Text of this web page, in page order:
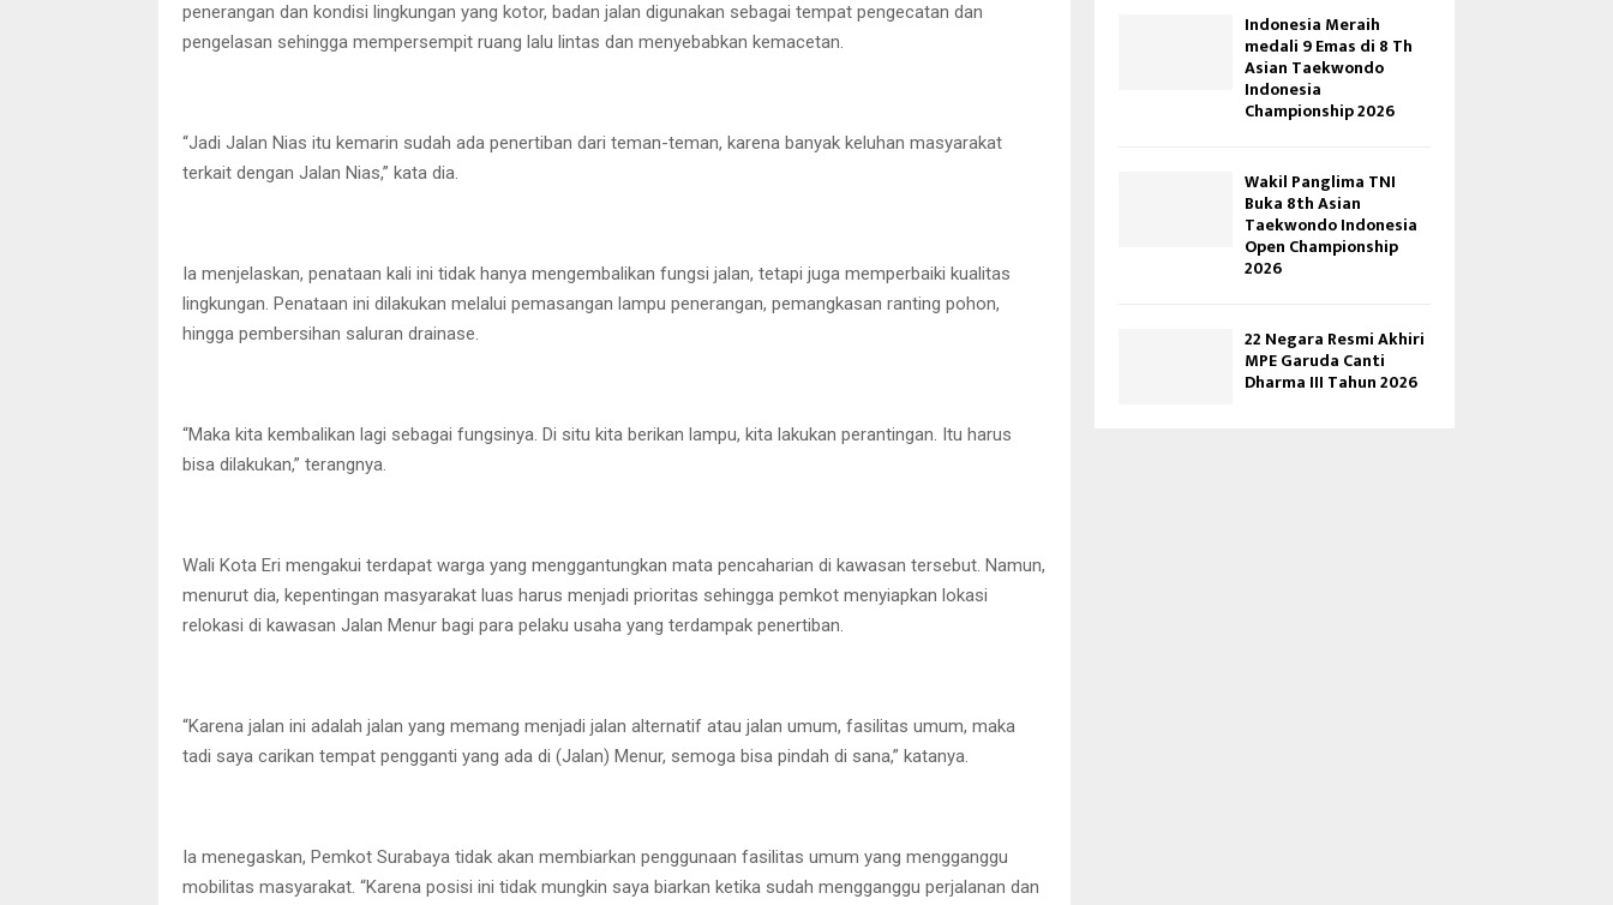
penerangan dan kondisi lingkungan yang kotor, badan jalan digunakan sebagai tempat pengecatan dan
pengelasan sehingga mempersempit ruang lalu lintas dan menyebabkan kemacetan.
“Jadi Jalan Nias itu kemarin sudah ada penertiban dari teman-teman, karena banyak keluhan masyarakat
terkait dengan Jalan Nias,” kata dia.
Ia menjelaskan, penataan kali ini tidak hanya mengembalikan fungsi jalan, tetapi juga memperbaiki kualitas
lingkungan. Penataan ini dilakukan melalui pemasangan lampu penerangan, pemangkasan ranting pohon,
hingga pembersihan saluran drainase.
“Maka kita kembalikan lagi sebagai fungsinya. Di situ kita berikan lampu, kita lakukan perantingan. Itu harus
bisa dilakukan,” terangnya.
Wali Kota Eri mengakui terdapat warga yang menggantungkan mata pencaharian di kawasan tersebut. Namun,
menurut dia, kepentingan masyarakat luas harus menjadi prioritas sehingga pemkot menyiapkan lokasi
relokasi di kawasan Jalan Menur bagi para pelaku usaha yang terdampak penertiban.
“Karena jalan ini adalah jalan yang memang menjadi jalan alternatif atau jalan umum, fasilitas umum, maka
tadi saya carikan tempat pengganti yang ada di (Jalan) Menur, semoga bisa pindah di sana,” katanya.
Ia menegaskan, Pemkot Surabaya tidak akan membiarkan penggunaan fasilitas umum yang mengganggu
mobilitas masyarakat. “Karena posisi ini tidak mungkin saya biarkan ketika sudah mengganggu perjalanan dan
Indonesia Meraih
medali 9 Emas di 8 Th
Asian Taekwondo
Indonesia
Championship 2026
Wakil Panglima TNI
Buka 8th Asian
Taekwondo Indonesia
Open Championship
2026
22 Negara Resmi Akhiri
MPE Garuda Canti
Dharma III Tahun 2026